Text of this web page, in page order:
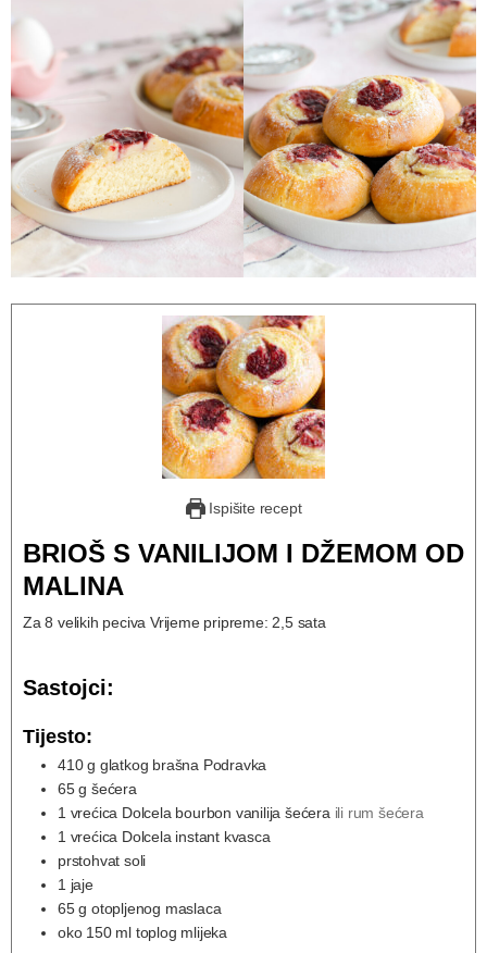
Ispišite recept
BRIOŠ S VANILIJOM I DŽEMOM OD
MALINA
Za 8 velikih peciva Vrijeme pripreme: 2,5 sata
Sastojci:
Tijesto:
410 g glatkog brašna Podravka
65 g šećera
1 vrećica Dolcela bourbon vanilija šećera ili rum šećera
1 vrećica Dolcela instant kvasca
prstohvat soli
1 jaje
65 g otopljenog maslaca
oko 150 ml toplog mlijeka